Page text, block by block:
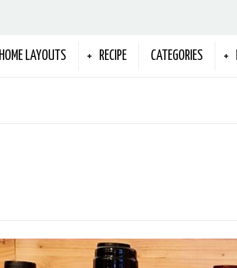
HOME LAYOUTS RECIPE CATEGORIES